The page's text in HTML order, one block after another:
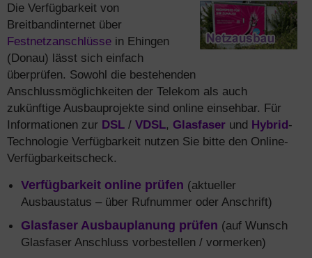
Die Verfügbarkeit von
Breitbandinternet über
Festnetzanschlüsse in Ehingen
(Donau) lässt sich einfach
überprüfen. Sowohl die bestehenden
Anschlussmöglichkeiten der Telekom als auch
zukünftige Ausbauprojekte sind online einsehbar. Für
Informationen zur DSL / VDSL, Glasfaser und Hybrid-
Technologie Verfügbarkeit nutzen Sie bitte den Online-
Verfügbarkeitscheck.
Verfügbarkeit online prüfen (aktueller
Ausbaustatus – über Rufnummer oder Anschrift)
Glasfaser Ausbauplanung prüfen (auf Wunsch
Glasfaser Anschluss vorbestellen / vormerken)